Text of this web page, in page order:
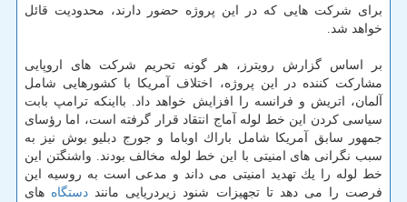
برای شركت هایی كه در این پروژه حضور دارند، محدودیت قائل
خواهد شد.
بر اساس گزارش رویترز، هر گونه تحریم شركت های اروپایی
مشاركت كننده در این پروژه، اختلاف آمریكا با كشورهایی شامل
آلمان، اتریش و فرانسه را افزایش خواهد داد. بااینكه ترامپ بابت
سیاسی كردن این خط لوله آماج انتقاد قرار گرفته است، اما رؤسای
جمهور سابق آمریكا شامل باراك اوباما و جورج دبلیو بوش نیز به
سبب نگرانی های امنیتی با این خط لوله مخالف بودند. واشنگتن این
خط لوله را یك تهدید امنیتی می داند و مدعی است به روسیه این
فرصت را می دهد تا تجهیزات شنود زیردریایی مانند دستگاه های